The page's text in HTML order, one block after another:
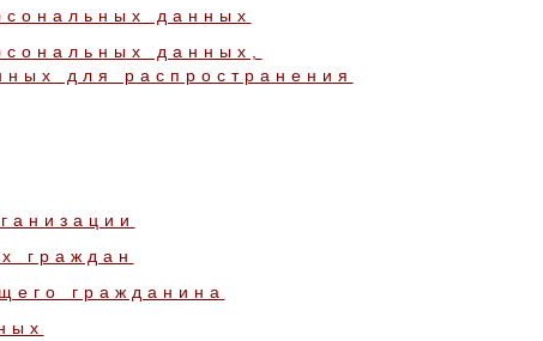
данных
данных,
для распространения
граждан
гражданина